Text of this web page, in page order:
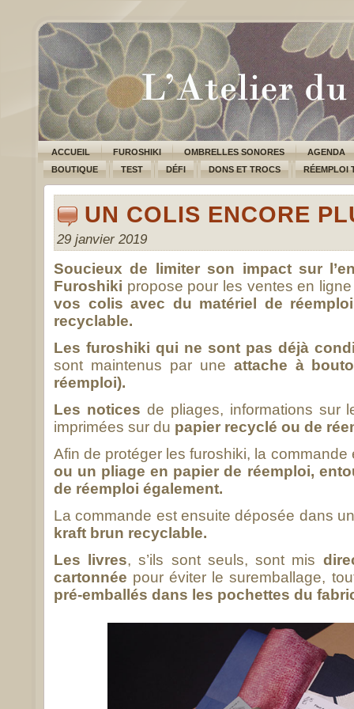
ACCUEIL FUROSHIKI OMBRELLES SONORES
AGENDA
BOUTIQUE
TEST DÉFI DONS ET TROCS RÉEMPLOI
UN COLIS ENCORE
29 janvier 2019
Soucieux de limiter son impact sur
Furoshiki propose pour les ventes en
vos colis avec du matériel de
recyclable.
Les furoshiki qui ne sont pas déjà
sont maintenus par une attache à
réemploi).
Les notices de pliages, informations sur
imprimées sur du papier recyclé ou de
Afin de protéger les furoshiki, la
ou un pliage en papier de réemploi,
de réemploi également.
La commande est ensuite déposée dans
kraft brun recyclable.
Les livres, s’ils sont seuls, sont mis
cartonnée pour éviter le suremballage,
pré-emballés dans les pochettes du